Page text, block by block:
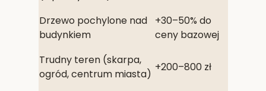
Drzewo pochylone nad
budynkiem
+30–50% do
ceny bazowej
Trudny teren (skarpa,
ogród, centrum miasta)
+200–800 zł